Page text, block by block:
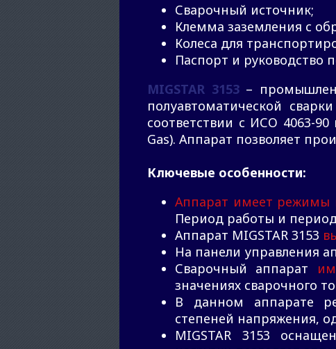
Сварочный источник;
Клемма заземления с
Колеса для
Паспорт и руководство
MIGSTAR 3153–
полуавтоматической
соответствии с ИСО 4063-
Gas). Аппарат позволяет
Ключевые особенности:
Аппарат имеет режимы
Период работы и
Аппарат MIGSTAR 3153
На панели управления
Сварочный аппарат
значениях сварочного
В данном аппарате
степеней напряжения,
MIGSTAR 3153